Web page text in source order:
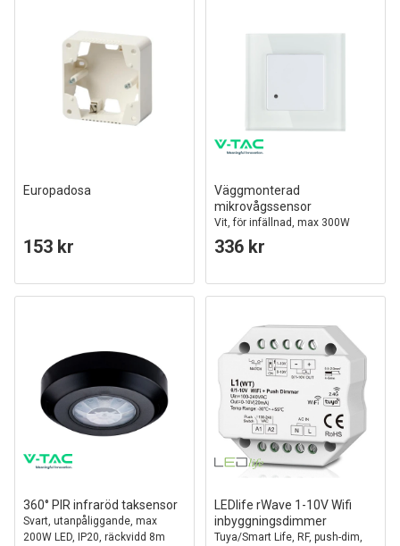
Europadosa
153 kr
Väggmonterad
mikrovågssensor
Vit, för infällnad, max 300W
336 kr
360° PIR infraröd taksensor
Svart, utanpåliggande, max
200W LED, IP20, räckvidd 8m
LEDlife rWave 1-10V Wifi
inbyggningsdimmer
Tuya/Smart Life, RF, push-dim,